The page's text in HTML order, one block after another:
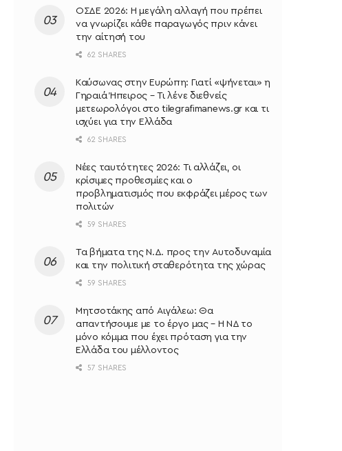
ΟΣΔΕ 2026: Η μεγάλη αλλαγή που πρέπει
να γνωρίζει κάθε παραγωγός πριν κάνει
την αίτησή του
62 SHARES
Καύσωνας στην Ευρώπη: Γιατί «ψήνεται» η
Γηραιά Ήπειρος – Τι λένε διεθνείς
μετεωρολόγοι στο tilegrafimanews.gr και τι
ισχύει για την Ελλάδα
62 SHARES
Νέες ταυτότητες 2026: Τι αλλάζει, οι
κρίσιμες προθεσμίες και ο
προβληματισμός που εκφράζει μέρος των
πολιτών
59 SHARES
Τα βήματα της Ν.Δ. προς την Αυτοδυναμία
και την πολιτική σταθερότητα της χώρας
59 SHARES
Μητσοτάκης από Αιγάλεω: Θα
απαντήσουμε με το έργο μας – Η ΝΔ το
μόνο κόμμα που έχει πρόταση για την
Ελλάδα του μέλλοντος
57 SHARES